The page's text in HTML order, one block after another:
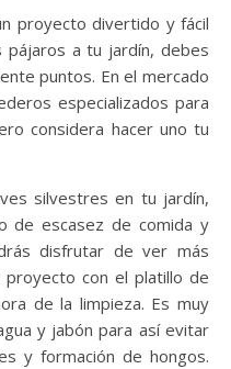
pájaros a tu jardín, debes
puntos. En el mercado
especializados para
considera hacer uno tu
silvestres en tu jardín,
de escasez de comida y
disfrutar de ver más
con el platillo de
de la limpieza. Es muy
y jabón para así evitar
y formación de hongos.